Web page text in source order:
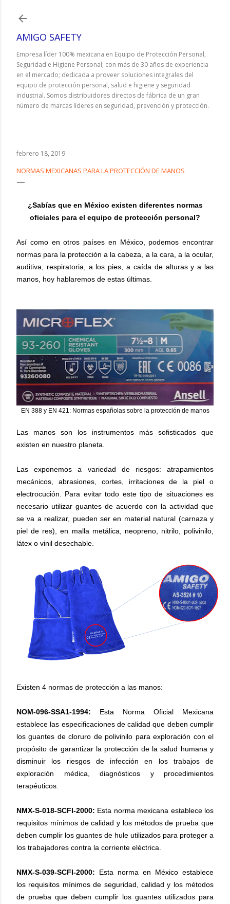
AMIGO SAFETY
Empresa líder 100% mexicana en Equipo de Protección Personal,
Seguridad e Higiene Personal; con más de 30 años de experiencia
en el mercado; dedicada a proveer soluciones integrales del
equipo de protección personal, salud e higiene y seguridad
industrial. Somos distribuidores directos de fábrica de un gran
número de marcas líderes en seguridad, prevención y protección.
febrero 18, 2019
NORMAS MEXICANAS PARA LA PROTECCIÓN DE MANOS
¿Sabías que en México existen diferentes normas
oficiales para el equipo de protección personal?
Así como en otros países en México, podemos encontrar
normas para la protección a la cabeza, a la cara, a la ocular,
auditiva, respiratoria, a los pies, a caída de alturas y a las
manos, hoy hablaremos de estas últimas.
EN 388 y EN 421: Normas españolas sobre la protección de manos
Las manos son los instrumentos más sofisticados que
existen en nuestro planeta.
Las exponemos a variedad de riesgos: atrapamientos
mecánicos, abrasiones, cortes, irritaciones de la piel o
electrocución. Para evitar todo este tipo de situaciones es
necesario utilizar guantes de acuerdo con la actividad que
se va a realizar, pueden ser en material natural (carnaza y
piel de res), en malla metálica, neopreno, nitrilo, polivinilo,
látex o vinil desechable.
Existen 4 normas de protección a las manos:
NOM-096-SSA1-1994: Esta Norma Oficial Mexicana
establece las especificaciones de calidad que deben cumplir
los guantes de cloruro de polivinilo para exploración con el
propósito de garantizar la protección de la salud humana y
disminuir los riesgos de infección en los trabajos de
exploración médica, diagnósticos y procedimientos
terapéuticos.
NMX-S-018-SCFI-2000: Esta norma mexicana establece los
requisitos mínimos de calidad y los métodos de prueba que
deben cumplir los guantes de hule utilizados para proteger a
los trabajadores contra la corriente eléctrica.
NMX-S-039-SCFI-2000:
Esta norma en México establece
los requisitos mínimos de seguridad, calidad y los métodos
de prueba que deben cumplir los guantes utilizados para